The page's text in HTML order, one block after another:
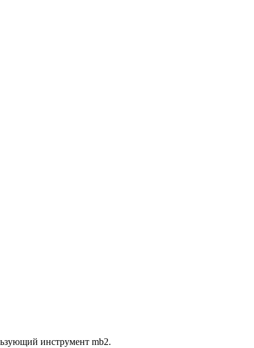
инструмент mb2.